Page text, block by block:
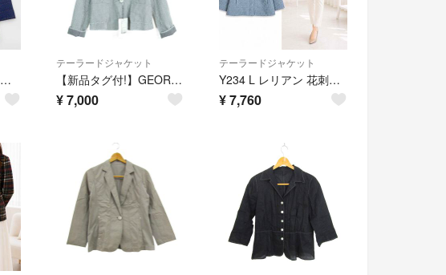
レリアン 紺ブレ テーラードジャケット ダブル 金ボタン ウール ネイビー 9
テーラードジャケット
【新品タグ付!】GEORGES RECHジョルジュ・レッシュ★おしゃれ♪ジャケット 2WAY リバーシブル ストライプ チェック 白黒系 z21681
¥7,000
テーラードジャケット
Y234 L レリアン 花刺繍 きれいめ キルティングジャケット レディース
¥7,760